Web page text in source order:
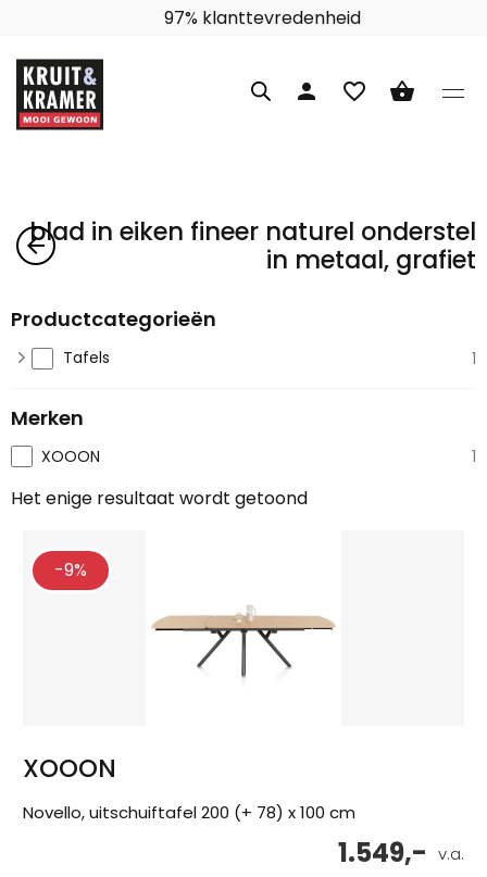
97% klanttevredenheid
person favorite_border shopping_basket
arrow_back
blad in eiken fineer naturel onderstel
in metaal, grafiet
Productcategorieën
Tafels 1
Merken
XOOON 1
Het enige resultaat wordt getoond
-9%
XOOON
Novello, uitschuiftafel 200 (+ 78) x 100 cm
v.a.
1.549,-